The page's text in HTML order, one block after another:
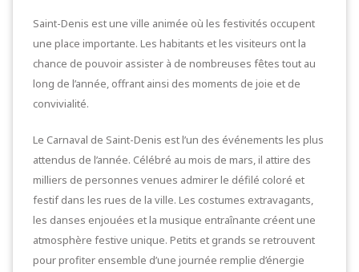
Saint-Denis est une ville animée où les festivités occupent
une place importante. Les habitants et les visiteurs ont la
chance de pouvoir assister à de nombreuses fêtes tout au
long de l’année, offrant ainsi des moments de joie et de
convivialité.
Le Carnaval de Saint-Denis est l’un des événements les plus
attendus de l’année. Célébré au mois de mars, il attire des
milliers de personnes venues admirer le défilé coloré et
festif dans les rues de la ville. Les costumes extravagants,
les danses enjouées et la musique entraînante créent une
atmosphère festive unique. Petits et grands se retrouvent
pour profiter ensemble d’une journée remplie d’énergie